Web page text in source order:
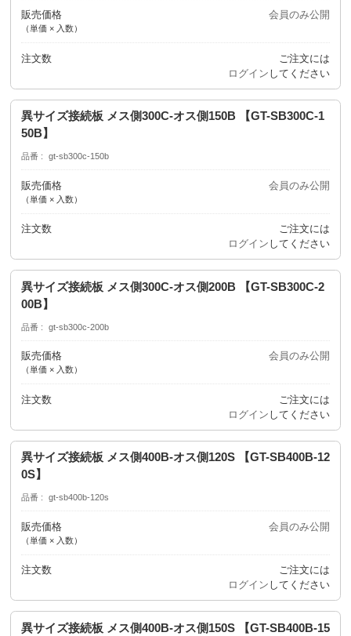
販売価格
（単価 × 入数）
会員のみ公開
注文数
ご注文には
ログイン してください
異サイズ接続板 メス側300C-オス側150B 【GT-SB300C-1
50B】
品番 gt-sb300c-150b
販売価格
（単価 × 入数）
会員のみ公開
注文数
ご注文には
ログイン してください
異サイズ接続板 メス側300C-オス側200B 【GT-SB300C-2
00B】
品番 gt-sb300c-200b
販売価格
（単価 × 入数）
会員のみ公開
注文数
ご注文には
ログイン してください
異サイズ接続板 メス側400B-オス側120S 【GT-SB400B-12
0S】
品番 gt-sb400b-120s
販売価格
（単価 × 入数）
会員のみ公開
注文数
ご注文には
ログイン してください
異サイズ接続板 メス側400B-オス側150S 【GT-SB400B-15